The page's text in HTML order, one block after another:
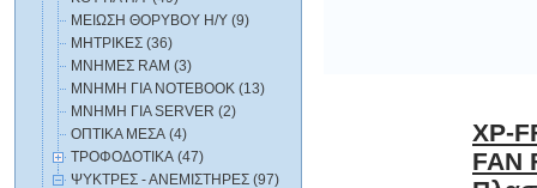
ΜΕΙΩΣΗ ΘΟΡΥΒΟΥ Η/Υ (9)
ΜΗΤΡΙΚΕΣ (36)
ΜΝΗΜΕΣ RAM (3)
ΜΝΗΜΗ ΓΙΑ NOTEBOOK (13)
ΜΝΗΜΗ ΓΙΑ SERVER (2)
ΟΠΤΙΚΑ ΜΕΣΑ (4)
ΤΡΟΦΟΔΟΤΙΚΑ (47)
ΨΥΚΤΡΕΣ - ΑΝΕΜΙΣΤΗΡΕΣ (97)
XP-
FAN